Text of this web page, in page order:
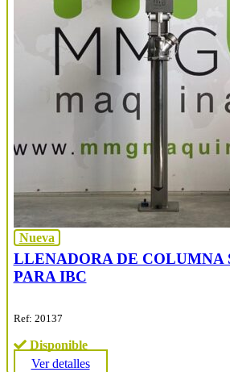
Nueva
LLENADORA DE COLUMNA
PARA IBC
Ref: 20137
Disponible
Ver detalles